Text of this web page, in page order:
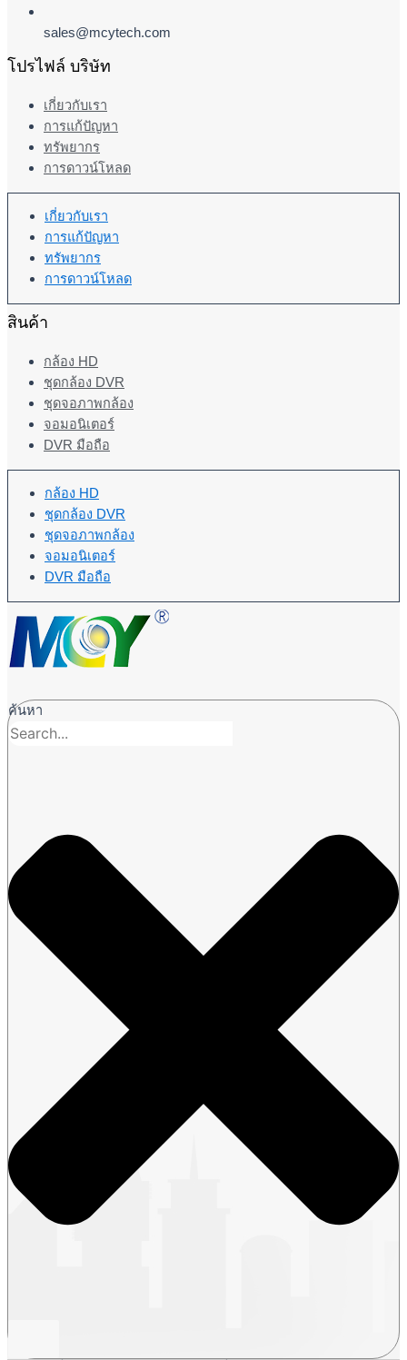
sales@mcytech.com
โปรไฟล์ บริษัท
เกี่ยวกับเรา
การแก้ปัญหา
ทรัพยากร
การดาวน์โหลด
เกี่ยวกับเรา
การแก้ปัญหา
ทรัพยากร
การดาวน์โหลด
สินค้า
กล้อง HD
ชุดกล้อง DVR
ชุดจอภาพกล้อง
จอมอนิเตอร์
DVR มือถือ
กล้อง HD
ชุดกล้อง DVR
ชุดจอภาพกล้อง
จอมอนิเตอร์
DVR มือถือ
ค้นหา